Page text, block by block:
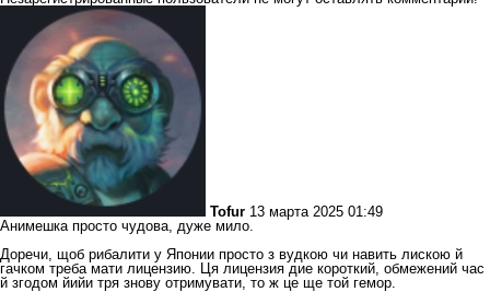
Tofur 13 марта 2025 01:49
Анимешка просто чудова, дуже мило.
Доречи, щоб рибалити у Японии просто з вудкою чи навить лискою й
гачком треба мати лицензию. Ця лицензия дие короткий, обмежений час
й згодом йийи тря знову отримувати, то ж це ще той гемор.